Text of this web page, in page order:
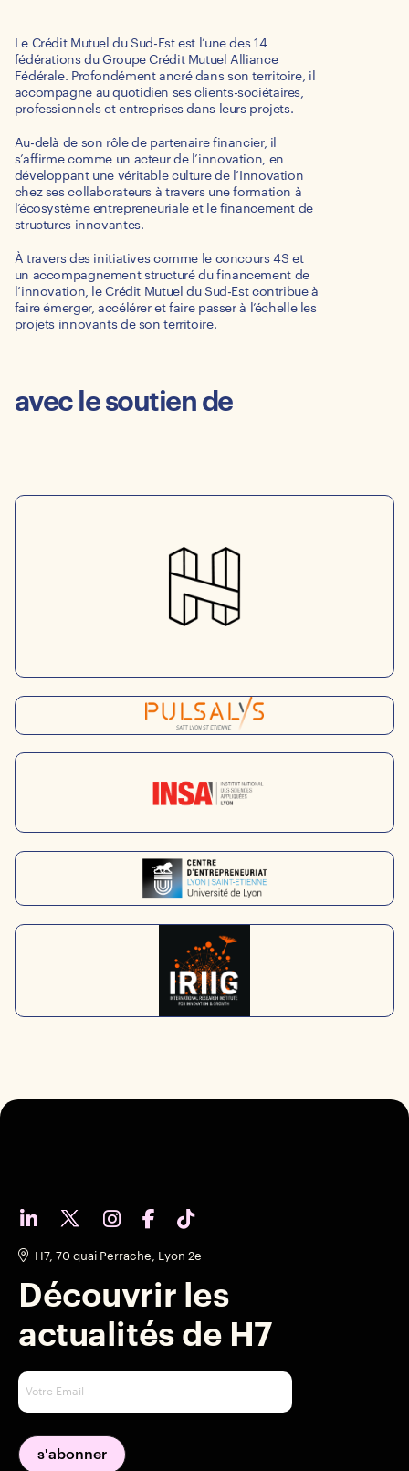
Le Crédit Mutuel du Sud-Est est l’une des 14
fédérations du Groupe Crédit Mutuel Alliance
Fédérale. Profondément ancré dans son territoire, il
accompagne au quotidien ses clients-sociétaires,
professionnels et entreprises dans leurs projets.
Au-delà de son rôle de partenaire financier, il
s’affirme comme un acteur de l’innovation, en
développant une véritable culture de l’Innovation
chez ses collaborateurs à travers une formation à
l’écosystème entrepreneuriale et le financement de
structures innovantes.
À travers des initiatives comme le concours 4S et
un accompagnement structuré du financement de
l’innovation, le Crédit Mutuel du Sud-Est contribue à
faire émerger, accélérer et faire passer à l’échelle les
projets innovants de son territoire.
avec le soutien de
H7, 70 quai Perrache, Lyon 2e
Découvrir les
actualités de H7